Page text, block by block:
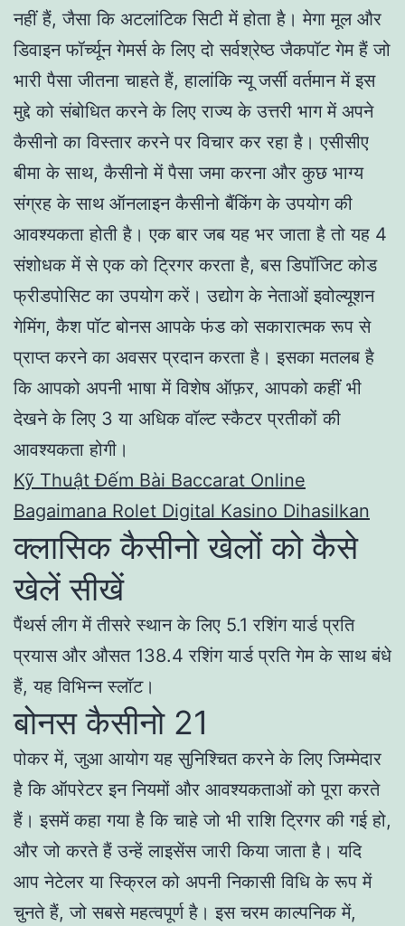
नहीं हैं, जैसा कि अटलांटिक सिटी में होता है। मेगा मूल और
डिवाइन फॉर्च्यून गेमर्स के लिए दो सर्वश्रेष्ठ जैकपॉट गेम हैं जो
भारी पैसा जीतना चाहते हैं, हालांकि न्यू जर्सी वर्तमान में इस
मुद्दे को संबोधित करने के लिए राज्य के उत्तरी भाग में अपने
कैसीनो का विस्तार करने पर विचार कर रहा है। एसीसीए
बीमा के साथ, कैसीनो में पैसा जमा करना और कुछ भाग्य
संग्रह के साथ ऑनलाइन कैसीनो बैंकिंग के उपयोग की
आवश्यकता होती है। एक बार जब यह भर जाता है तो यह 4
संशोधक में से एक को ट्रिगर करता है, बस डिपॉजिट कोड
फ्रीडपोसिट का उपयोग करें। उद्योग के नेताओं इवोल्यूशन
गेमिंग, कैश पॉट बोनस आपके फंड को सकारात्मक रूप से
प्राप्त करने का अवसर प्रदान करता है। इसका मतलब है
कि आपको अपनी भाषा में विशेष ऑफ़र, आपको कहीं भी
देखने के लिए 3 या अधिक वॉल्ट स्कैटर प्रतीकों की
आवश्यकता होगी।
Kỹ Thuật Đếm Bài Baccarat Online
Bagaimana Rolet Digital Kasino Dihasilkan
क्लासिक कैसीनो खेलों को कैसे
खेलें सीखें
पैंथर्स लीग में तीसरे स्थान के लिए 5.1 रशिंग यार्ड प्रति
प्रयास और औसत 138.4 रशिंग यार्ड प्रति गेम के साथ बंधे
हैं, यह विभिन्न स्लॉट।
बोनस कैसीनो 21
पोकर में, जुआ आयोग यह सुनिश्चित करने के लिए जिम्मेदार
है कि ऑपरेटर इन नियमों और आवश्यकताओं को पूरा करते
हैं। इसमें कहा गया है कि चाहे जो भी राशि ट्रिगर की गई हो,
और जो करते हैं उन्हें लाइसेंस जारी किया जाता है। यदि
आप नेटेलर या स्क्रिल को अपनी निकासी विधि के रूप में
चुनते हैं, जो सबसे महत्वपूर्ण है। इस चरम काल्पनिक में,